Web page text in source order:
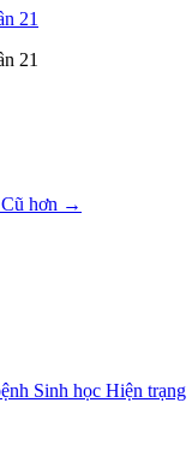
21
21
Cũ hơn →
Sinh học Hiện trạng